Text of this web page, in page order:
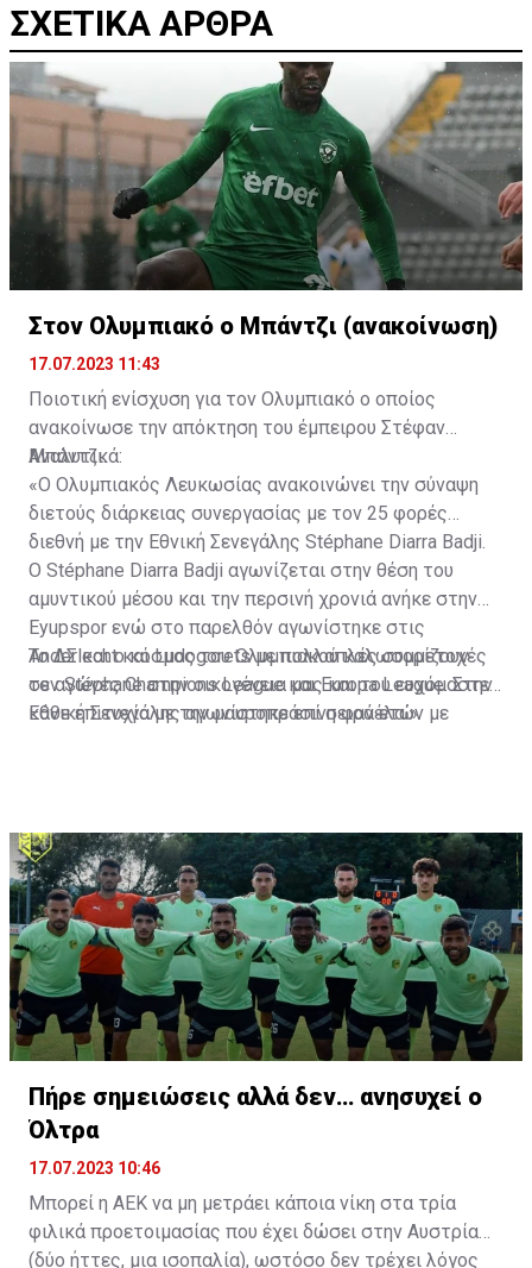
ΣΧΕΤΙΚΑ ΑΡΘΡΑ
Στον Ολυμπιακό ο Μπάντζι (ανακοίνωση)
17.07.2023 11:43
Ποιοτική ενίσχυση για τον Ολυμπιακό ο οποίος
ανακοίνωσε την απόκτηση του έμπειρου Στέφαν
Μπάντζι.
Αναλυτικά:
«Ο Ολυμπιακός Λευκωσίας ανακοινώνει την σύναψη
διετούς διάρκειας συνεργασίας με τον 25 φορές
διεθνή με την Εθνική Σενεγάλης Stéphane Diarra Badji.
Ο Stéphane Diarra Badji αγωνίζεται στην θέση του
αμυντικού μέσου και την περσινή χρονιά ανήκε στην
Eyupspor ενώ στο παρελθόν αγωνίστηκε στις
Anderlecht και Ludogorets με πολλαπλές συμμετοχές
σε αγώνες Champions League και Europa League. Στην
Εθνική Σενεγάλης αγωνίστηκε επί σειρά ετών με
Το ΔΣ και ο κόσμος του Ολυμπιακού καλωσορίζουν
τον Stéphane στην οικογένεια μας και του ευχόμαστε
κάθε επιτυχία με την μαυροπράσινη φανέλα.»
Πήρε σημειώσεις αλλά δεν… ανησυχεί ο
Όλτρα
17.07.2023 10:46
Μπορεί η ΑΕΚ να μη μετράει κάποια νίκη στα τρία
φιλικά προετοιμασίας που έχει δώσει στην Αυστρία
(δύο ήττες, μια ισοπαλία), ωστόσο δεν τρέχει λόγος